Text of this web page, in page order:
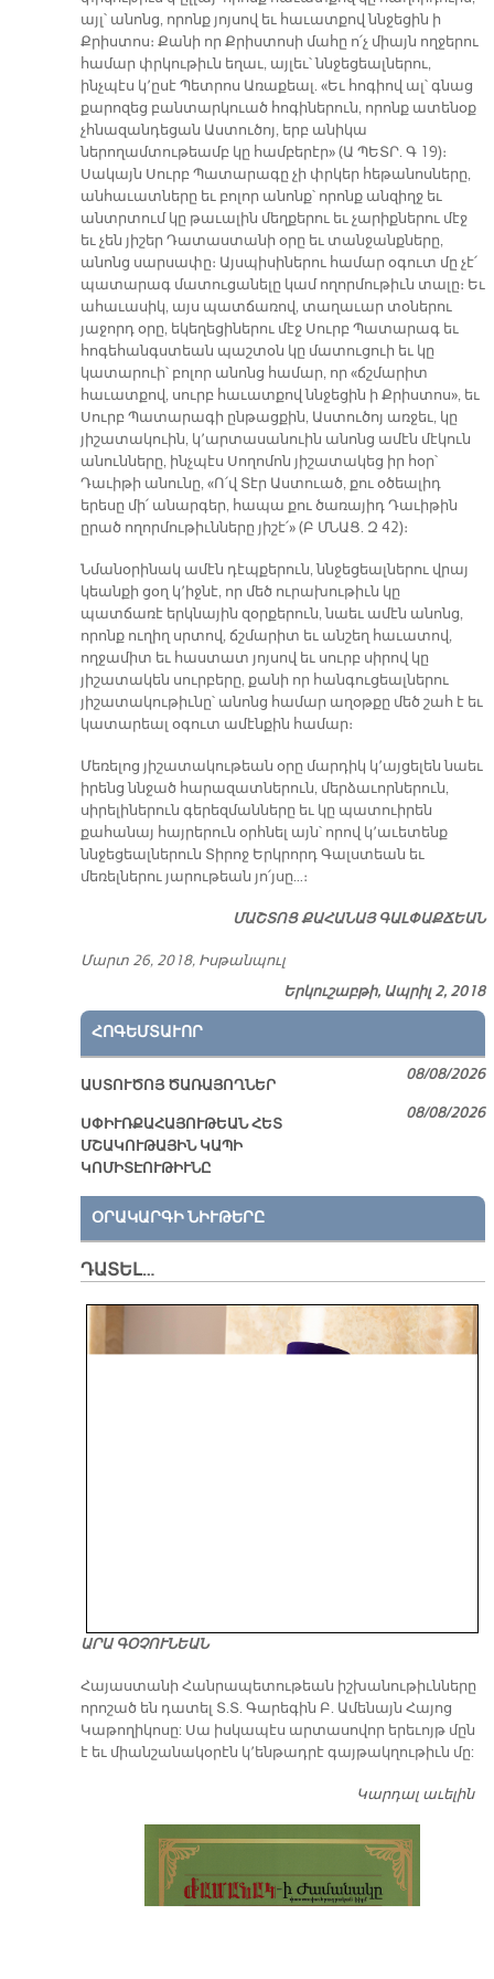
այլ՝ անոնց, որոնք յոյսով եւ հաւատքով ննջեցին ի
Քրիստոս։ Քանի որ Քրիստոսի մահը ո՛չ միայն ողջերու
համար փրկութիւն եղաւ, այլեւ՝ ննջեցեալներու,
ինչպէս կ՚ըսէ Պետրոս Առաքեալ. «Եւ հոգիով ալ՝ գնաց
քարոզեց բանտարկուած հոգիներուն, որոնք ատենօք
չհնազանդեցան Աստուծոյ, երբ անիկա
ներողամտութեամբ կը համբերէր» (Ա ՊԵՏՐ. Գ 19)։
Սակայն Սուրբ Պատարագը չի փրկեր հեթանոսները,
անհաւատները եւ բոլոր անոնք՝ որոնք անզիղջ եւ
անտրտում կը թաւալին մեղքերու եւ չարիքներու մէջ
եւ չեն յիշեր Դատաստանի օրը եւ տանջանքները,
անոնց սարսափը։ Այսպիսիներու համար օգուտ մը չէ՛
պատարագ մատուցանելը կամ ողորմութիւն տալը։ Եւ
ահաւասիկ, այս պատճառով, տաղաւար տօներու
յաջորդ օրը, եկեղեցիներու մէջ Սուրբ Պատարագ եւ
հոգեհանգստեան պաշտօն կը մատուցուի եւ կը
կատարուի՝ բոլոր անոնց համար, որ «ճշմարիտ
հաւատքով, սուրբ հաւատքով ննջեցին ի Քրիստոս», եւ
Սուրբ Պատարագի ընթացքին, Աստուծոյ առջեւ, կը
յիշատակուին, կ՚արտասանուին անոնց ամէն մէկուն
անունները, ինչպէս Սողոմոն յիշատակեց իր հօր՝
Դաւիթի անունը, «Ո՛վ Տէր Աստուած, քու օծեալիդ
երեսը մի՛ անարգեր, հապա քու ծառայիդ Դաւիթին
ըրած ողորմութիւնները յիշէ՛» (Բ ՄՆԱՑ. Զ 42)։
Նմանօրինակ ամէն դէպքերուն, ննջեցեալներու վրայ
կեանքի ցօղ կ՚իջնէ, որ մեծ ուրախութիւն կը
պատճառէ երկնային զօրքերուն, նաեւ ամէն անոնց,
որոնք ուղիղ սրտով, ճշմարիտ եւ անշեղ հաւատով,
ողջամիտ եւ հաստատ յոյսով եւ սուրբ սիրով կը
յիշատակեն սուրբերը, քանի որ հանգուցեալներու
յիշատակութիւնը՝ անոնց համար աղօթքը մեծ շահ է եւ
կատարեալ օգուտ ամէնքին համար։
Մեռելոց յիշատակութեան օրը մարդիկ կ՚այցելեն նաեւ
իրենց ննջած հարազատներուն, մերձաւորներուն,
սիրելիներուն գերեզմանները եւ կը պատուիրեն
քահանայ հայրերուն օրհնել այն՝ որով կ՚աւետենք
ննջեցեալներուն Տիրոջ Երկրորդ Գալստեան եւ
մեռելներու յարութեան յո՛յսը…։
ՄԱՇ­ՏՈՑ ՔԱ­ՀԱ­ՆԱՅ ԳԱԼ­ՓԱՔ­ՃԵԱՆ
Մարտ 26, 2018, Իսթանպուլ
Երկուշաբթի, Ապրիլ 2, 2018
ՀՈԳԵՄՏԱՒՈՐ
ԱՍՏՈՒԾՈՅ ԾԱՌԱՅՈՂՆԵՐ
08/08/2026
ՍՓԻՒՌՔԱՀԱՅՈՒԹԵԱՆ ՀԵՏ
ՄՇԱԿՈՒԹԱՅԻՆ ԿԱՊԻ
ԿՈՄԻՏԷՈՒԹԻՒՆԸ
08/08/2026
ՕՐԱԿԱՐԳԻ ՆԻՒԹԵՐԸ
ԴԱՏԵԼ…
ԱՐԱ ԳՕՉՈՒՆԵԱՆ
​Հայաստանի Հանրապետութեան իշխանութիւնները
որոշած են դատել Տ.Տ. Գարեգին Բ. Ամենայն Հայոց
Կաթողիկոսը: Սա իսկապէս արտասովոր երեւոյթ մըն
է եւ միանշանակօրէն կ՚ենթադրէ գայթակղութիւն մը:
Կարդալ աւելին